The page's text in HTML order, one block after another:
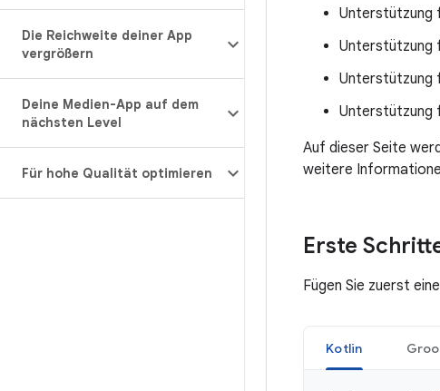
Die Reichweite deiner App
vergrößern
Deine Medien-App auf dem
nächsten Level
Für hohe Qualität optimieren
Unterstützung
Unterstützung
Unterstützung
Unterstützung
Auf dieser Seite
weitere
Erste
Fügen Sie zuerst
Kotlin